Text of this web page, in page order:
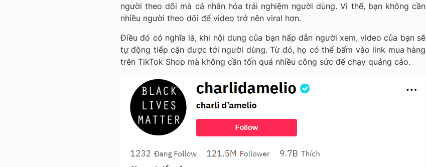
người theo dõi mà cá nhân hóa trải nghiệm người dùng. Vì thế, bạn không cần
nhiều người theo dõi để video trở nên viral hơn.
Điều đó có nghĩa là, khi nội dung của bạn hấp dẫn người xem, video của bạn sẽ
tự động tiếp cận được tới người dùng. Từ đó, họ có thể bấm vào link mua hàng
trên TikTok Shop mà không cần tốn quá nhiều công sức để chạy quảng cáo.